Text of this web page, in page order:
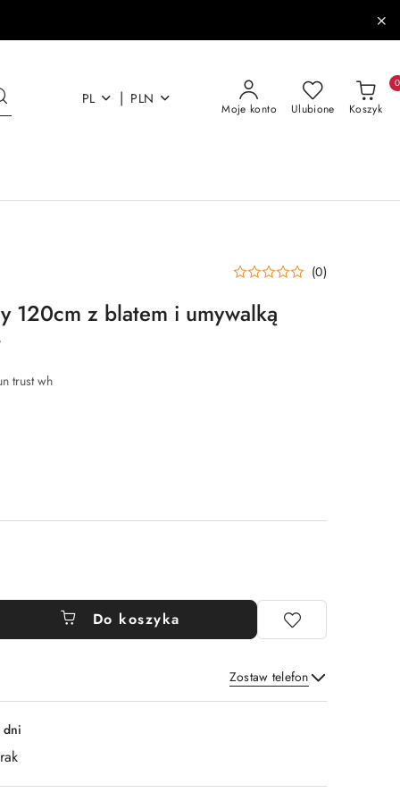
PL | PLN
Moje konto Ulubione Koszyk
0
(0)
120cm z blatem i umywalką
trust wh
Do koszyka
Zostaw telefon
Wyślij
dni